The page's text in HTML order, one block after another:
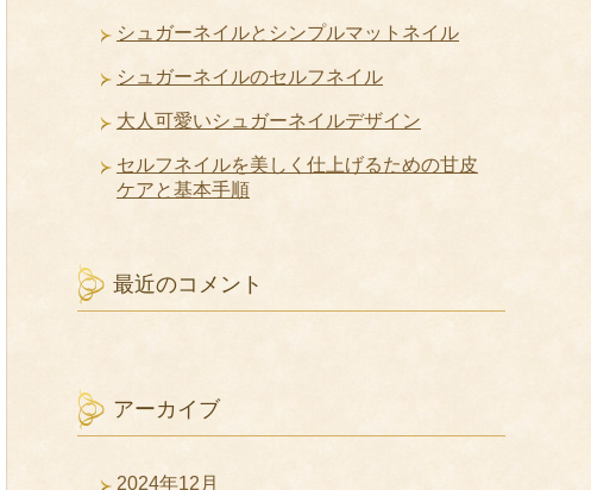
シュガーネイルとシンプルマットネイル
シュガーネイルのセルフネイル
大人可愛いシュガーネイルデザイン
セルフネイルを美しく仕上げるための甘皮
ケアと基本手順
最近のコメント
アーカイブ
2024年12月